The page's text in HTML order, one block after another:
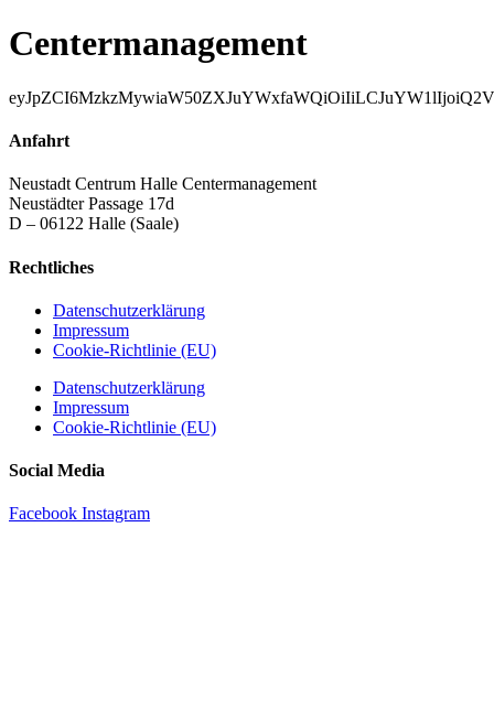
Centermanagement
Anfahrt
Neustadt Centrum Halle Centermanagement
Neustädter Passage 17d
D – 06122 Halle (Saale)
Rechtliches
Datenschutzerklärung
Impressum
Cookie-Richtlinie (EU)
Datenschutzerklärung
Impressum
Cookie-Richtlinie (EU)
Social Media
Facebook Instagram